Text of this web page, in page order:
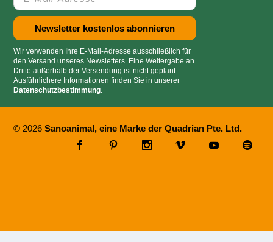
Wir verwenden Ihre E-Mail-Adresse ausschließlich für
den Versand unseres Newsletters. Eine Weitergabe an
Dritte außerhalb der Versendung ist nicht geplant.
Ausführlichere Informationen finden Sie in unserer
Datenschutzbestimmung
© 2026Sanoanimal, eine Marke der Quadrian Pte. Ltd.